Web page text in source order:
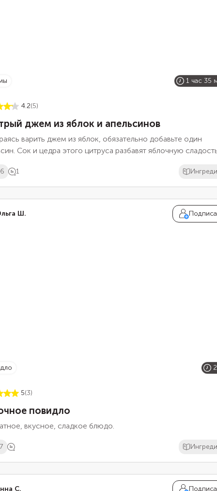
1 час 35
4.2(5)
джем из яблок и апельсинов
варить джем из яблок, обязательно добавьте один
Сок и цедра этого цитруса разбавят яблочную
и многогранным. В цедре много пектина, что
лучше загустеть без добавления желатина или агар-агара.
количества ингредиентов получается одна банка
0,7 л.
1
Ш.
5(3)
повидло
вкусное, сладкое блюдо.
С.